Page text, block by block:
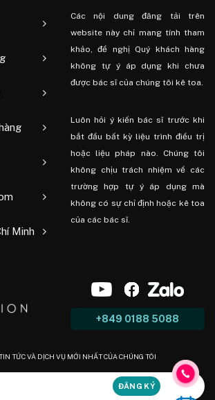
Minh
Các nội dung đăng tải trên
website này chỉ mang tính tham
khảo, đề nghị Quý khách hàng
không tự ý áp dụng khi chưa
được bác sĩ của chúng tôi kê toa.
Luôn hỏi ý kiến ​​bác sĩ trước khi
bắt đầu bất kỳ liệu trình điều trị
hoặc liệu pháp nào. Chúng tôi
không chịu trách nhiệm về các
trường hợp tự ý áp dụng mà
không có sự chỉ định hoặc kê toa
của các bác sĩ.
+849 0188 5088
TỨC VÀ DỊCH VỤ MỚI NHẤT CỦA CHÚNG TÔI